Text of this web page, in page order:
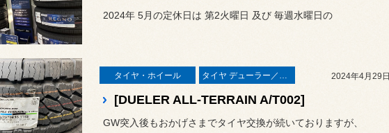
2024年 5月の定休日は 第2火曜日 及び 毎週水曜日の
タイヤ・ホイール タイヤ デューラー／アレンザ 2024年4月29日
[DUELER ALL-TERRAIN A/T002]
GW突入後もおかげさまでタイヤ交換が続いておりますが、